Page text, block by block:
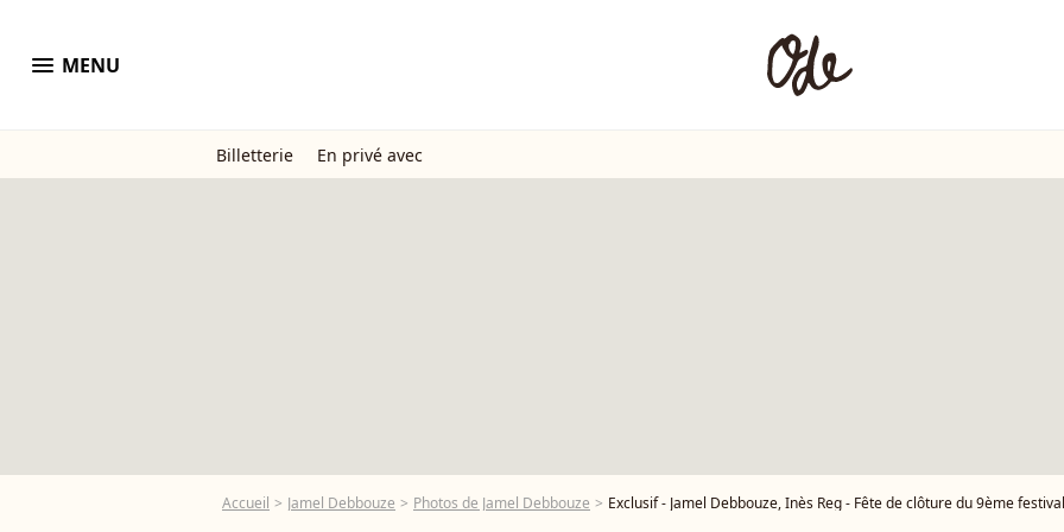
menu MENU
Billetterie En privé avec
Accueil Jamel Debbouze Photos de Jamel Debbouze Exclusif - Jamel Debbouze, Inès Reg - Fête de clôture du 9ème festival "Marrakech du Rire 2018" au Palais Bahia de Marrakech au Maroc le 15 juin 2019. Monument majeur du patrimoine culturel marocain, le Palais Bahia est un ancien palais du XIXe siècle. Véritable chef-d'oeuvre de l'architecture marocaine, le palais - devenu musée - est l'un des principaux lieux touristiques du pays. Après avoir accueilli un dîner de prestige